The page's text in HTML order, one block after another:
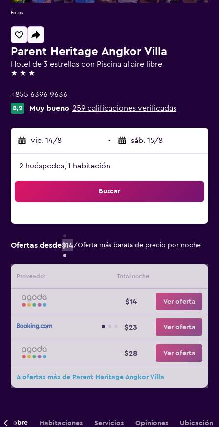
Parent Heritage Angkor Villa
Hotel de 3 estrellas con Piscina al aire libre
3 estrellas
+855 6396 9636
8,2 Muy bueno 259 calificaciones verificadas
vie. 14/8 - sáb. 15/8
2 huéspedes, 1 habitación
Buscar
Ofertas desde$14/Oferta más barata de precio por noche
Proveedor Total noche
$14 Ver oferta
$23 Ver oferta
$28 Ver oferta
4 ofertas más de Parent Heritage Angkor Villa
Fotos
Sobre Habitaciones Servicios Opiniones Ubicación